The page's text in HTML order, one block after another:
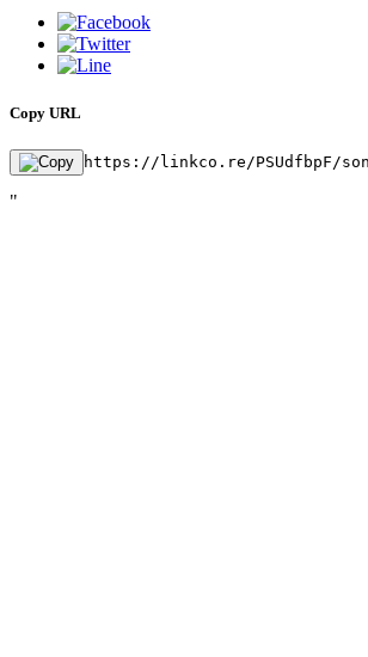
Copy URL
https://linkco.re/PSUdfbpF/
"